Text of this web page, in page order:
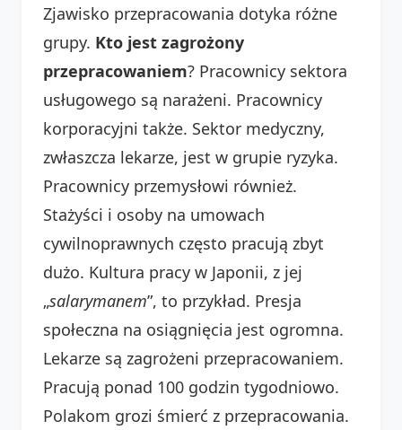
Zjawisko przepracowania dotyka różne
grupy. Kto jest zagrożony
przepracowaniem? Pracownicy sektora
usługowego są narażeni. Pracownicy
korporacyjni także. Sektor medyczny,
zwłaszcza lekarze, jest w grupie ryzyka.
Pracownicy przemysłowi również.
Stażyści i osoby na umowach
cywilnoprawnych często pracują zbyt
dużo. Kultura pracy w Japonii, z jej
„salarymanem”, to przykład. Presja
społeczna na osiągnięcia jest ogromna.
Lekarze są zagrożeni przepracowaniem.
Pracują ponad 100 godzin tygodniowo.
Polakom grozi śmierć z przepracowania.